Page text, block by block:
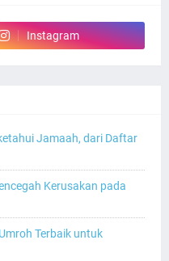
Instagram
Jamaah, dari Daftar
Kerusakan pada
Terbaik untuk